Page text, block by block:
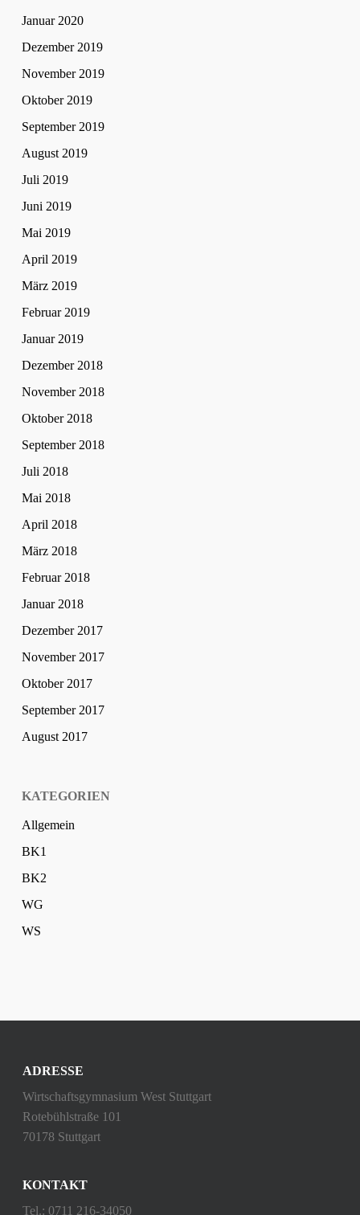
Januar 2020
Dezember 2019
November 2019
Oktober 2019
September 2019
August 2019
Juli 2019
Juni 2019
Mai 2019
April 2019
März 2019
Februar 2019
Januar 2019
Dezember 2018
November 2018
Oktober 2018
September 2018
Juli 2018
Mai 2018
April 2018
März 2018
Februar 2018
Januar 2018
Dezember 2017
November 2017
Oktober 2017
September 2017
August 2017
KATEGORIEN
Allgemein
BK1
BK2
WG
WS
ADRESSE
Wirtschaftsgymnasium West Stuttgart
Rotebühlstraße 101
70178 Stuttgart
KONTAKT
Tel.: 0711 216-34050